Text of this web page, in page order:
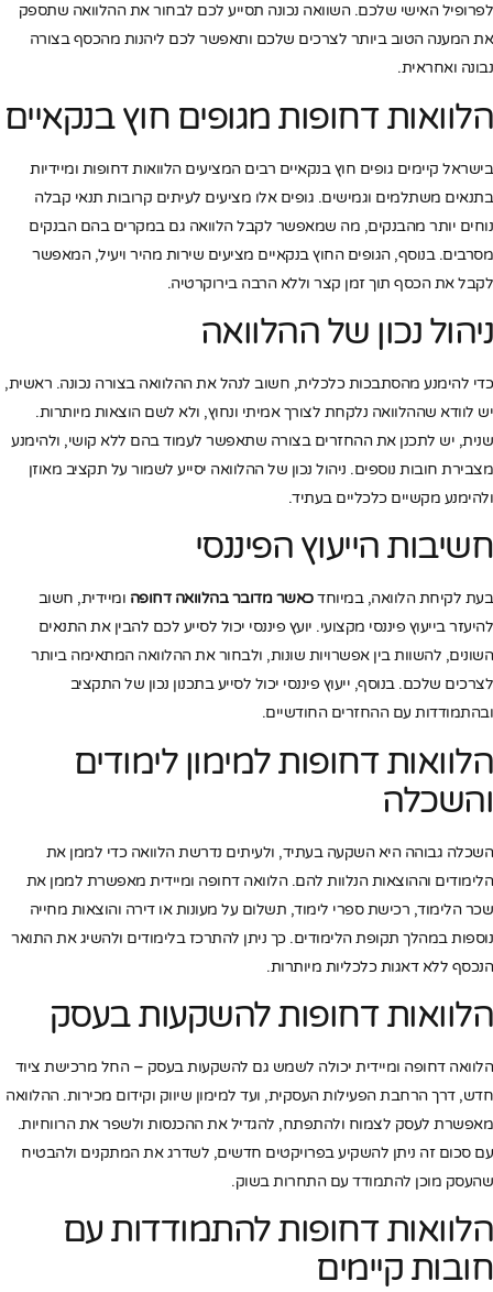
לפרופיל האישי שלכם. השוואה נכונה תסייע לכם לבחור את ההלוואה שתספק
את המענה הטוב ביותר לצרכים שלכם ותאפשר לכם ליהנות מהכסף בצורה
נבונה ואחראית.
הלוואות דחופות מגופים חוץ בנקאיים
בישראל קיימים גופים חוץ בנקאיים רבים המציעים הלוואות דחופות ומיידיות
בתנאים משתלמים וגמישים. גופים אלו מציעים לעיתים קרובות תנאי קבלה
נוחים יותר מהבנקים, מה שמאפשר לקבל הלוואה גם במקרים בהם הבנקים
מסרבים. בנוסף, הגופים החוץ בנקאיים מציעים שירות מהיר ויעיל, המאפשר
לקבל את הכסף תוך זמן קצר וללא הרבה בירוקרטיה.
ניהול נכון של ההלוואה
כדי להימנע מהסתבכות כלכלית, חשוב לנהל את ההלוואה בצורה נכונה. ראשית,
יש לוודא שההלוואה נלקחת לצורך אמיתי ונחוץ, ולא לשם הוצאות מיותרות.
שנית, יש לתכנן את ההחזרים בצורה שתאפשר לעמוד בהם ללא קושי, ולהימנע
מצבירת חובות נוספים. ניהול נכון של ההלוואה יסייע לשמור על תקציב מאוזן
ולהימנע מקשיים כלכליים בעתיד.
חשיבות הייעוץ הפיננסי
בעת לקיחת הלוואה, במיוחדכאשר מדובר בהלוואה דחופה ומיידית, חשוב
להיעזר בייעוץ פיננסי מקצועי. יועץ פיננסי יכול לסייע לכם להבין את התנאים
השונים, להשוות בין אפשרויות שונות, ולבחור את ההלוואה המתאימה ביותר
לצרכים שלכם. בנוסף, ייעוץ פיננסי יכול לסייע בתכנון נכון של התקציב
ובהתמודדות עם ההחזרים החודשיים.
הלוואות דחופות למימון לימודים
והשכלה
השכלה גבוהה היא השקעה בעתיד, ולעיתים נדרשת הלוואה כדי לממן את
הלימודים וההוצאות הנלוות להם. הלוואה דחופה ומיידית מאפשרת לממן את
שכר הלימוד, רכישת ספרי לימוד, תשלום על מעונות או דירה והוצאות מחייה
נוספות במהלך תקופת הלימודים. כך ניתן להתרכז בלימודים ולהשיג את התואר
הנכסף ללא דאגות כלכליות מיותרות.
הלוואות דחופות להשקעות בעסק
הלוואה דחופה ומיידית יכולה לשמש גם להשקעות בעסק – החל מרכישת ציוד
חדש, דרך הרחבת הפעילות העסקית, ועד למימון שיווק וקידום מכירות. ההלוואה
מאפשרת לעסק לצמוח ולהתפתח, להגדיל את ההכנסות ולשפר את הרווחיות.
עם סכום זה ניתן להשקיע בפרויקטים חדשים, לשדרג את המתקנים ולהבטיח
שהעסק מוכן להתמודד עם התחרות בשוק.
הלוואות דחופות להתמודדות עם
חובות קיימים